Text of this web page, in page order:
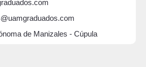
de Manizales - Cúpula